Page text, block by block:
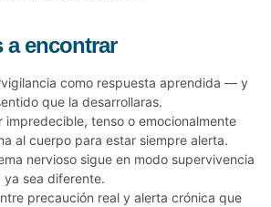
a encontrar
como respuesta aprendida — y
que la desarrollaras.
impredecible, tenso o emocionalmente
al cuerpo para estar siempre alerta.
nervioso sigue en modo supervivencia
sea diferente.
precaución real y alerta crónica que